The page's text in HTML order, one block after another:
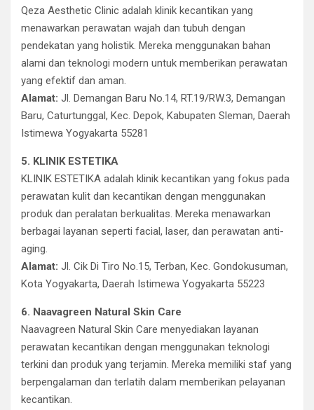
Qeza Aesthetic Clinic adalah klinik kecantikan yang
menawarkan perawatan wajah dan tubuh dengan
pendekatan yang holistik. Mereka menggunakan bahan
alami dan teknologi modern untuk memberikan perawatan
yang efektif dan aman.
Alamat: Jl. Demangan Baru No.14, RT.19/RW.3, Demangan
Baru, Caturtunggal, Kec. Depok, Kabupaten Sleman, Daerah
Istimewa Yogyakarta 55281
5. KLINIK ESTETIKA
KLINIK ESTETIKA adalah klinik kecantikan yang fokus pada
perawatan kulit dan kecantikan dengan menggunakan
produk dan peralatan berkualitas. Mereka menawarkan
berbagai layanan seperti facial, laser, dan perawatan anti-
aging.
Alamat: Jl. Cik Di Tiro No.15, Terban, Kec. Gondokusuman,
Kota Yogyakarta, Daerah Istimewa Yogyakarta 55223
6. Naavagreen Natural Skin Care
Naavagreen Natural Skin Care menyediakan layanan
perawatan kecantikan dengan menggunakan teknologi
terkini dan produk yang terjamin. Mereka memiliki staf yang
berpengalaman dan terlatih dalam memberikan pelayanan
kecantikan.